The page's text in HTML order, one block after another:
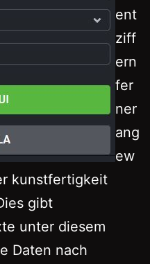
ent
ziff
ern
fer
ner
ang
ew
kunstfertigkeit
gibt
unter diesem
Daten nach